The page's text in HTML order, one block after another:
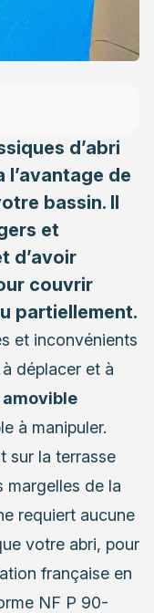
d’abri
l’avantage de
bassin. Il
et
d’avoir
couvrir
partiellement.
et inconvénients
déplacer et à
amovible
à manipuler.
sur la terrasse
margelles de la
requiert aucune
votre abri, pour
française en
NF P 90-
!